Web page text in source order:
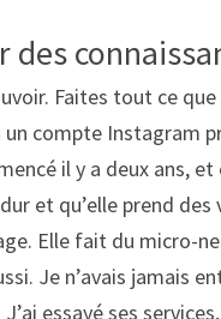
des
Faites tout ce
compte Instagram
il y a deux ans,
et qu’elle prend
Elle fait du micro-
Je n’avais jamais
J’ai essayé ses